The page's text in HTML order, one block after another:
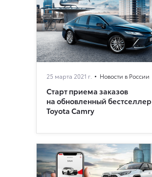
25 марта 2021 г. Новости в России
Старт приема заказов
на обновленный бестселлер
Toyota Camry